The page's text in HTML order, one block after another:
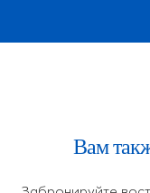
Вам